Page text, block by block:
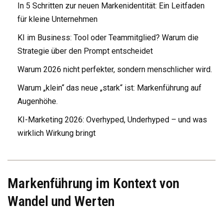
In 5 Schritten zur neuen Markenidentität: Ein Leitfaden
für kleine Unternehmen
KI im Business: Tool oder Teammitglied? Warum die
Strategie über den Prompt entscheidet
Warum 2026 nicht perfekter, sondern menschlicher wird.
Warum „klein“ das neue „stark“ ist: Markenführung auf
Augenhöhe.
KI-Marketing 2026: Overhyped, Underhyped – und was
wirklich Wirkung bringt
Markenführung im Kontext von
Wandel und Werten